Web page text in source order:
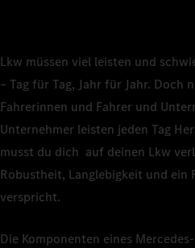
Lkw müssen viel leisten und
– Tag für Tag, Jahr für Jahr. Doch
Fahrerinnen und Fahrer und
Unternehmer leisten jeden Tag
musst du dich auf deinen Lkw
Robustheit, Langlebigkeit und ein
verspricht.
Die Komponenten eines